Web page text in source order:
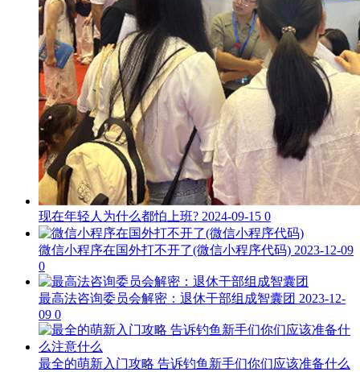
现在年轻人为什么都怕上班? 2024-09-15 0
微信小程序在国外打不开了(微信小程序代码) 2023-12-09
0
最高法咨询委员会解密：退休干部组成智囊团 2023-12-
09 0
最全的萌新入门攻略 告诉钓鱼新手们你们应该准备什么